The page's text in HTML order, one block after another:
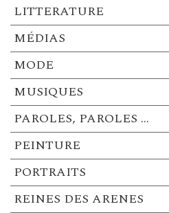
LITTERATURE
MÉDIAS
MODE
MUSIQUES
PAROLES, PAROLES …
PEINTURE
PORTRAITS
REINES DES ARENES